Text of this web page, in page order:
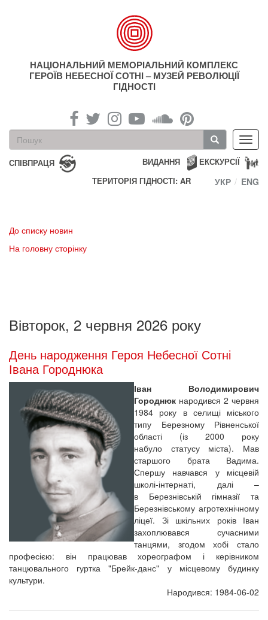
НАЦІОНАЛЬНИЙ МЕМОРІАЛЬНИЙ КОМПЛЕКС
ГЕРОЇВ НЕБЕСНОЇ СОТНІ – МУЗЕЙ РЕВОЛЮЦІЇ
ГІДНОСТІ
Пошукова
форма
Пошук
СПІВПРАЦЯ ЕКСКУРСІЇ
ВИДАННЯ
ТЕРИТОРІЯ ГІДНОСТІ: AR
УКР ENG
До списку новин
На головну сторінку
Вівторок, 2 червня 2026 року
День народження Героя Небесної Сотні
Івана Городнюка
Іван Володимирович
Городнюк народився 2 червня
1984 року в селищі міського
типу Березному Рівненської
області (із 2000 року
набуло статусу міста). Мав
старшого брата Вадима.
Спершу навчався у місцевій
школі-інтернаті, далі –
в Березнівській гімназії та
Березнівському агротехнічному
ліцеї. Зі шкільних років Іван
захоплювався сучасними
танцями, згодом хобі стало
професією: він працював хореографом і керівником
танцювального гуртка "Брейк-данс" у місцевому будинку
культури.
Народився: 1984-06-02